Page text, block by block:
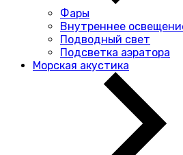
Фары
Внутреннее
Подводный свет
Подсветка аэратора
Морская акустика